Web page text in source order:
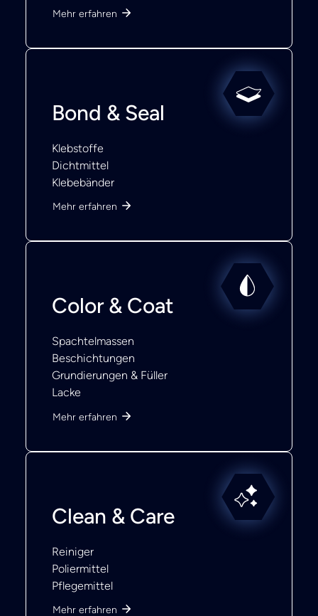
Mehr erfahren
Bond & Seal
Klebstoffe
Dichtmittel
Klebebänder
Mehr erfahren
Color & Coat
Spachtelmassen
Beschichtungen
Grundierungen & Füller
Lacke
Mehr erfahren
Clean & Care
Reiniger
Poliermittel
Pflegemittel
Mehr erfahren